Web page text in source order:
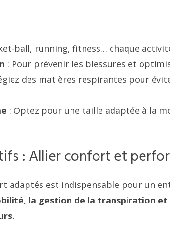
ball, running, fitness… chaque
: Pour prévenir les blessures et
des matières respirantes pour
: Optez pour une taille adaptée à la
: Allier confort et
adaptés est indispensable pour un
la gestion de la transpiration